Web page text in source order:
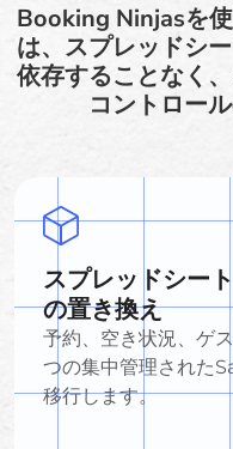
Booking Ninjasを
は、スプレッドシ
依存することなく
コントロー
スプレッドシー
の置き換え
予約、空き状況、ゲ
つの集中管理された
移行します。